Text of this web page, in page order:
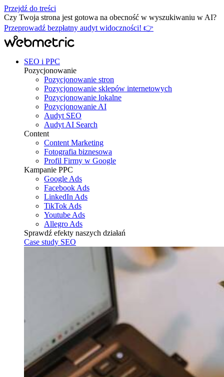
Przejdź do treści
Czy Twoja strona jest gotowa na obecność w wyszukiwaniu w AI?
Przeprowadź bezpłatny audyt widoczności! 👉
SEO i PPC
Pozycjonowanie
Pozycjonowanie stron
Pozycjonowanie sklepów internetowych
Pozycjonowanie lokalne
Pozycjonowanie AI
Audyt SEO
Audyt AI Search
Content
Content Marketing
Fotografia biznesowa
Profil Firmy w Google
Kampanie PPC
Google Ads
Facebook Ads
LinkedIn Ads
TikTok Ads
Youtube Ads
Allegro Ads
Sprawdź efekty naszych działań
Case study SEO